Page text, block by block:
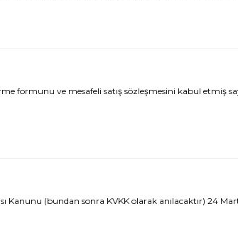
ve mesafeli satış sözleşmesini kabul etmiş
Kanunu (bundan sonra KVKK olarak anılacaktır) 24